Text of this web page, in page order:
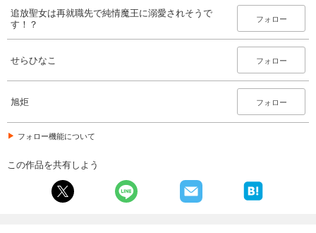
追放聖女は再就職先で純情魔王に溺愛されそうで
す！？
フォロー
せらひなこ フォロー
旭炬 フォロー
フォロー機能について
この作品を共有しよう